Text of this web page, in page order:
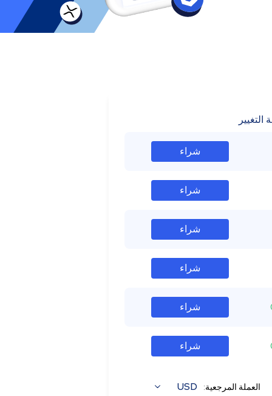
التغيير
شراء
شراء
شراء
شراء
شراء
شراء
العملة المرجعية: USD